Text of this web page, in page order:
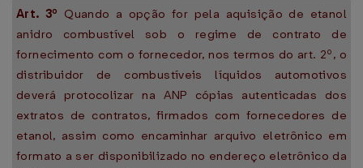
Art. 3º Quando a opção for pela aquisição de etanol
anidro combustível sob o regime de contrato de
fornecimento com o fornecedor, nos termos do art. 2º, o
distribuidor de combustíveis líquidos automotivos
deverá protocolizar na ANP cópias autenticadas dos
extratos de contratos, firmados com fornecedores de
etanol, assim como encaminhar arquivo eletrônico em
formato a ser disponibilizado no endereço eletrônico da